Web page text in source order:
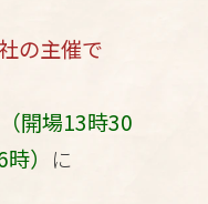
の主催で
開場13時30
） に